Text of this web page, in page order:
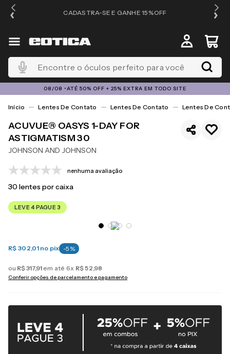
CADASTRA-SE E GANHE 15%OFF
Encontre o óculos perfeito para você
08/08 •ATÉ 50% OFF + 25% EXTRA EM TODO SITE
Lentes De Contato Lentes De Contato Lentes De
ACUVUE® OASYS 1-DAY FOR
ASTIGMATISM 30
JOHNSON AND JOHNSON
nenhuma avaliação
30lentes por caixa
LEVE 4 PAGUE 3
R$ 302,01 no pix -5 %
ou R$317,91 em até 6x R$52,98
Conferir opções de parcelamento e pagamento